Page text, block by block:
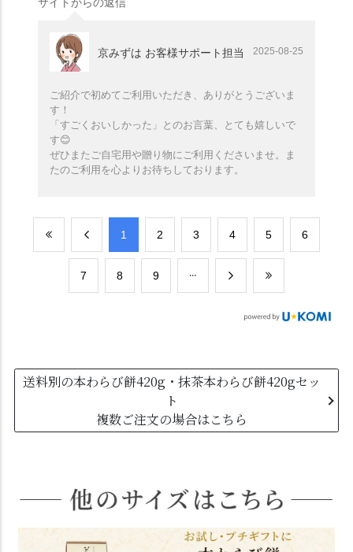
京みずは お客様サポート担当 2025-08-25
ご紹介で初めてご利用いただき、ありがとうございま
す！
「すごくおいしかった」とのお言葉、とても嬉しいで
す😊
ぜひまたご自宅用や贈り物にご利用くださいませ。ま
たのご利用を心よりお待ちしております。
​1 ​2 ​3 ​4 ​5 ​6
​7 ​8 ​9
送料別の本わらび餅420g・抹茶本わらび餅420gセッ
ト
複数ご注文の場合はこちら